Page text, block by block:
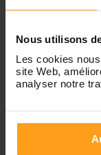
Nous utilisons
Les cookies
site Web,
analyser notre
Garde